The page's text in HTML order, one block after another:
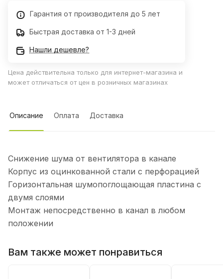
Гарантия от производителя до 5 лет
Быстрая доставка от 1-3 дней
Нашли дешевле?
Цена действительна только для интернет-магазина и
может отличаться от цен в розничных магазинах
Описание Оплата Доставка
Снижение шума от вентилятора в канале
Корпус из оцинкованной стали с перфорацией
Горизонтальная шумопоглощающая пластина с
двумя слоями
Монтаж непосредственно в канал в любом
положении
Вам также может понравиться